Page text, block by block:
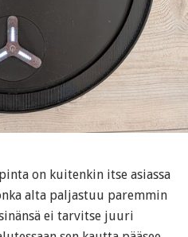
on kuitenkin itse asiassa
alta paljastuu paremmin
ei tarvitse juuri